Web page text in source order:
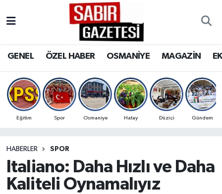
GENEL ÖZEL HABER OSMANİYE MAGAZİN
Eğitim Spor Osmaniye Hatay Düziçi Gündem
HABERLER SPOR
Italiano: Daha Hızlı ve Daha
Kaliteli Oynamalıyız
OSMANİYE
MAGAZİN
SPOR
RESMİ İLANLAR
Osmaniye Nöbetçi Eczaneler
Osmaniye Trafik Yoğunluk Haritası
Süper Lig Puan Durumu ve Fikstür
Son Dakika Haberleri
Haber Arşivi